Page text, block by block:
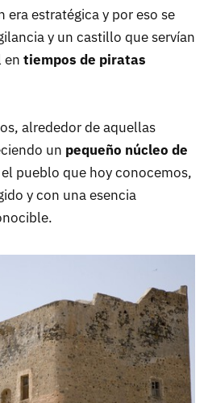
era estratégica y por eso se
y un castillo que servían
en tiempos de piratas
alrededor de aquellas
un pequeño núcleo de
pueblo que hoy conocemos,
y con una esencia